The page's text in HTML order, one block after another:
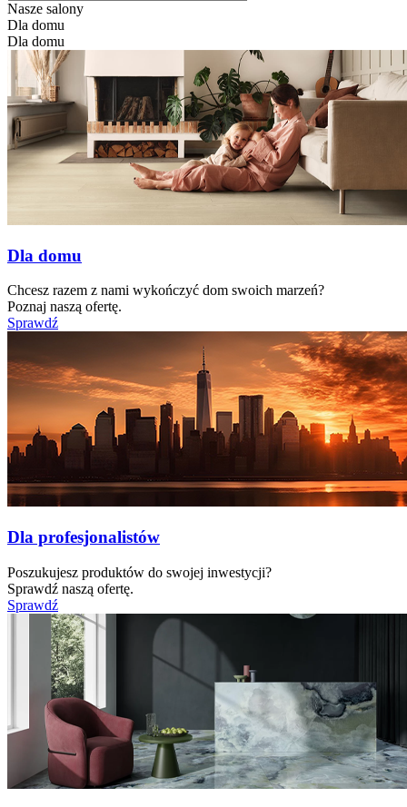
Nasze salony
Dla domu
Dla domu
Dla domu
Chcesz razem z nami wykończyć dom swoich marzeń?
Poznaj naszą ofertę.
Sprawdź
Dla profesjonalistów
Poszukujesz produktów do swojej inwestycji?
Sprawdź naszą ofertę.
Sprawdź